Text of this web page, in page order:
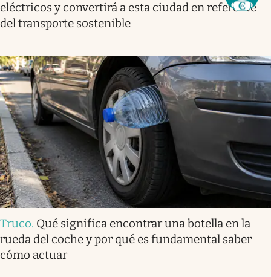
eléctricos y convertirá a esta ciudad en referente
del transporte sostenible
Truco. Qué significa encontrar una botella en la
rueda del coche y por qué es fundamental saber
cómo actuar